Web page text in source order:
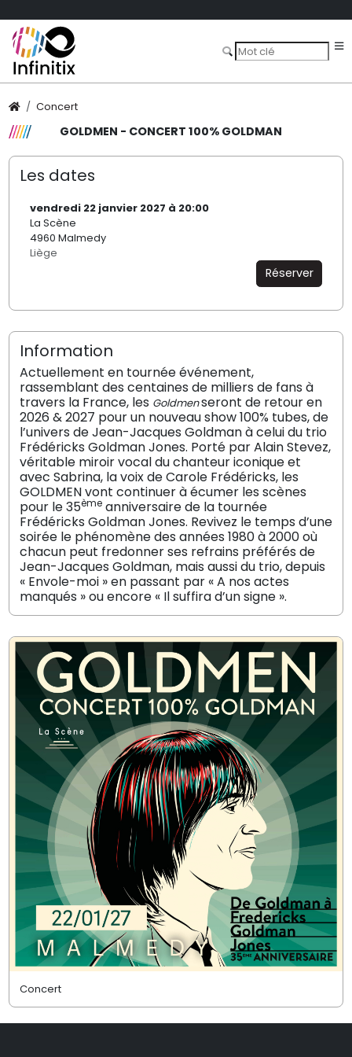
Concert
GOLDMEN - CONCERT 100% GOLDMAN
Les dates
vendredi 22 janvier 2027 à 20:00
La Scène
4960 Malmedy
Liège
Réserver
Information
Actuellement en tournée événement,
rassemblant des centaines de milliers de fans à
travers la France, les Goldmenseront de retour en
2026 & 2027 pour un nouveau show 100% tubes, de
l’univers de Jean-Jacques Goldman à celui du trio
Frédéricks Goldman Jones. Porté par Alain Stevez,
véritable miroir vocal du chanteur iconique et
avec Sabrina, la voix de Carole Frédéricks, les
GOLDMEN vont continuer à écumer les scènes
pour le 35èmeanniversaire de la tournée
Frédéricks Goldman Jones. Revivez le temps d’une
soirée le phénomène des années 1980 à 2000 où
chacun peut fredonner ses refrains préférés de
Jean-Jacques Goldman, mais aussi du trio, depuis
« Envole-moi » en passant par « A nos actes
manqués » ou encore « Il suffira d’un signe ».
Concert